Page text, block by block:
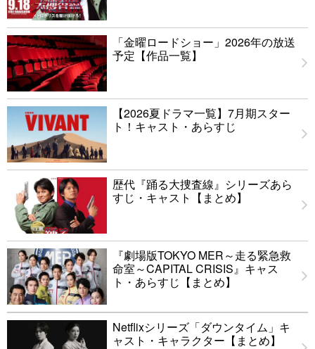
「金曜ロードショー」2026年の放送
予定【作品一覧】
【2026夏ドラマ一覧】7月期スター
ト！キャスト・あらすじ
歴代『踊る大捜査線』シリーズあら
すじ・キャスト【まとめ】
『劇場版TOKYO MER～走る緊急救
命室～CAPITAL CRISIS』キャス
ト・あらすじ【まとめ】
Netflixシリーズ「ダウンタイム」キ
ャスト・キャラクター【まとめ】